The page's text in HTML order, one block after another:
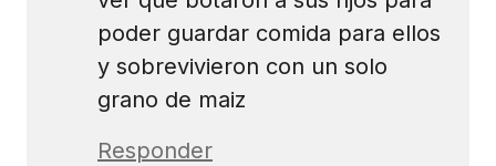
poder guardar comida para ellos
y sobrevivieron con un solo
grano de maiz
Responder